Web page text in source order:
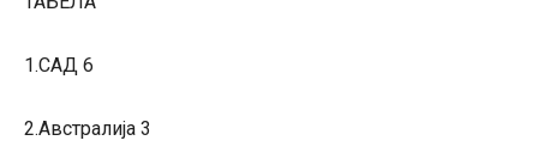
1.САД 6
2.Австралија 3